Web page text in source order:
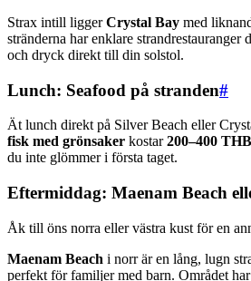
Strax intill liggerCrystal Bay med
stränderna har enklare strandrestauranger
och dryck direkt till din solstol.
Lunch: Seafood på stranden#
Ät lunch direkt på Silver Beach eller
fisk med grönsaker kostar200–400 THB
du inte glömmer i första taget.
Eftermiddag: Maenam Beach
Åk till öns norra eller västra kust för en
Maenam Beach i norr är en lång, lugn
perfekt för familjer med barn. Området